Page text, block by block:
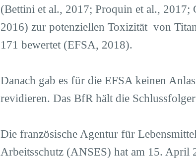
(Bettini et al., 2017; Proquin et al., 2017;
2016) zur potenziellen Toxizität von
171 bewertet (EFSA, 2018).
Danach gab es für die EFSA keinen
revidieren. Das BfR hält die
Die französische Agentur für
Arbeitsschutz (ANSES) hat am 15. April